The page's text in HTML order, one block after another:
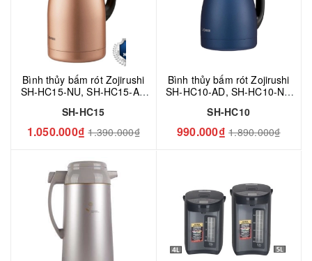
Bình thủy bấm rót Zojirushi
SH-HC15-NU, SH-HC15-AD
SH-HC15
1.050.000₫ 1.390.000₫
Bình thủy bấm rót Zojirushi
SH-HC10-AD, SH-HC10-NU
SH-HC10
990.000₫ 1.890.000₫